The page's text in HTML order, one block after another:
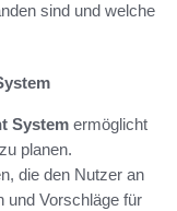
sind und welche
System ermöglicht
planen.
die den Nutzer an
und Vorschläge für